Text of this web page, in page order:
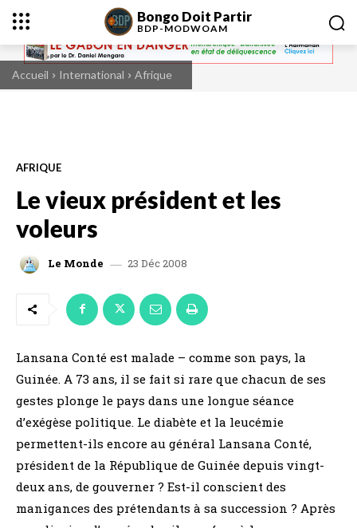
Bongo Doit Partir
BDP-MODWOAM
Accueil International Afrique
AFRIQUE
Le vieux président et les
voleurs
Le Monde 23 Déc 2008
Lansana Conté est malade – comme son pays, la
Guinée. A 73 ans, il se fait si rare que chacun de ses
gestes plonge le pays dans une longue séance
d’exégèse politique. Le diabète et la leucémie
permettent-ils encore au général Lansana Conté,
président de la République de Guinée depuis vingt-
deux ans, de gouverner ? Est-il conscient des
manigances des prétendants à sa succession ? Après